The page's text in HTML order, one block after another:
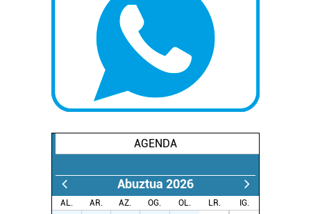
AGENDA
Abuztua 2026
AL. AR. AZ. OG. OL. LR.
IG.